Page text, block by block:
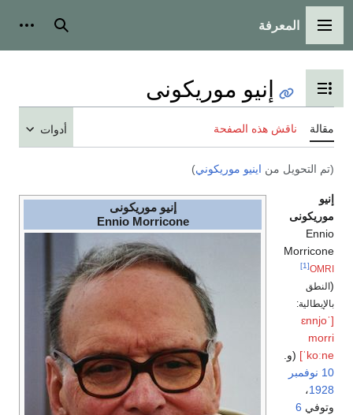
القائمة الرئيسية
المعرفة بحث
تبديل عرض جدول المحتويات
إنيو موريكونى
مقالة ناقش هذه الصفحة أدوات
(تم التحويل مناينيو موريكوني)
إنيو موريكونى
Ennio Morricone
موريكونى
Ennio
Morricone
OMRI
[1]
النطق
بالإيطالية:
[ˈɛnnjo
morri
ˈkoːne] (و.
1928،
وتوفي6